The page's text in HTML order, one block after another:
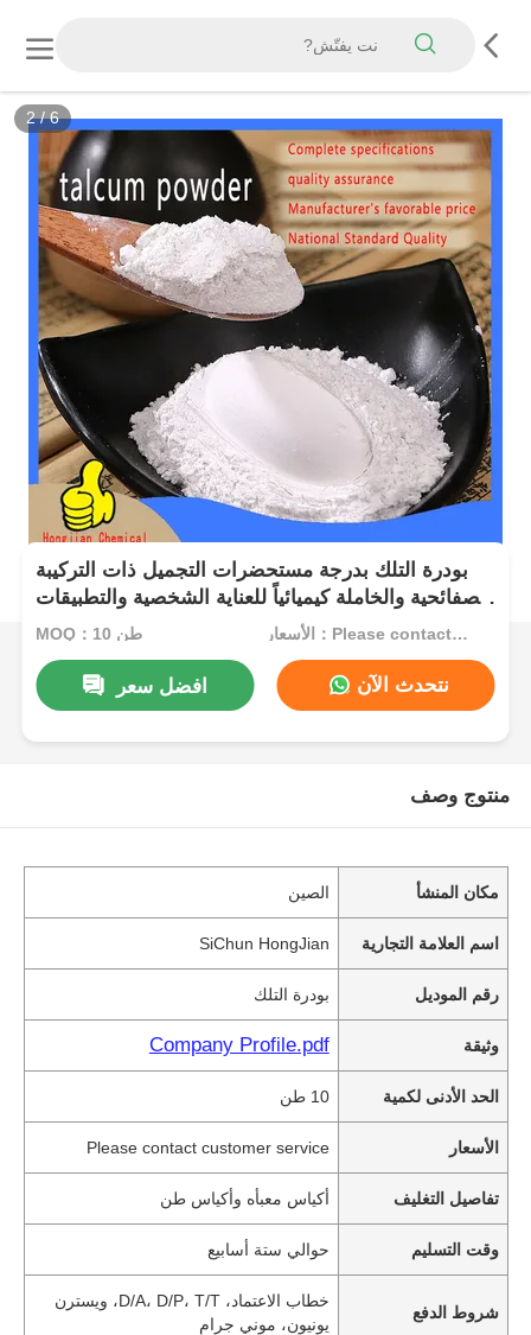
2/6
بودرة التلك بدرجة مستحضرات التجميل ذات التركيبة
الصفائحية والخاملة كيميائياً للعناية الشخصية والتطبيقات
الصناعية MOQ：10 طن الأسعار：Please contact customer service
افضل سعر نتحدث الآن
منتوج وصف
مكان المنشأ الصين
اسم العلامة التجارية SiChun HongJian
رقم الموديل بودرة التلك
وثيقة Company Profile.pdf
الحد الأدنى لكمية 10 طن
الأسعار Please contact customer service
تفاصيل التغليف أكياس معبأه وأكياس طن
وقت التسليم حوالي ستة أسابيع
شروط الدفع
خطاب الاعتماد، D/A، D/P، T/T، ويسترن
يونيون، موني جرام